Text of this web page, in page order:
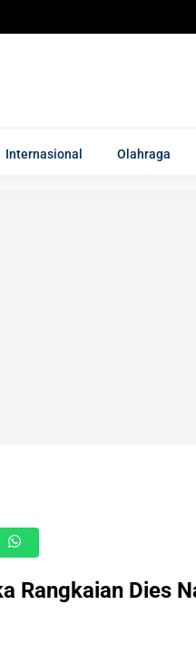
Internasional Olahraga
Rangkaian Dies